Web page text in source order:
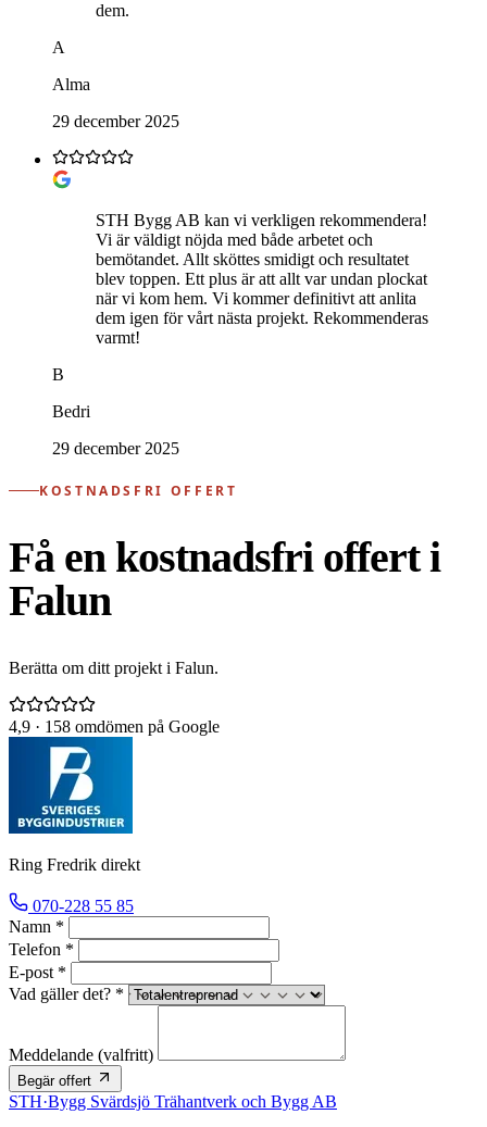
dem.
A
Alma
29 december 2025
STH Bygg AB kan vi verkligen rekommendera!
Vi är väldigt nöjda med både arbetet och
bemötandet. Allt sköttes smidigt och resultatet
blev toppen. Ett plus är att allt var undan plockat
när vi kom hem. Vi kommer definitivt att anlita
dem igen för vårt nästa projekt. Rekommenderas
varmt!
B
Bedri
29 december 2025
KOSTNADSFRI OFFERT
Få en kostnadsfri offert i
Falun
Berätta om ditt projekt i Falun.
4,9 · 158 omdömen på Google
Ring Fredrik direkt
070-228 55 85
Namn *
Telefon *
E-post *
Vad gäller det? *
Meddelande (valfritt)
Begär offert
STH·Bygg Svärdsjö Trähantverk och Bygg AB